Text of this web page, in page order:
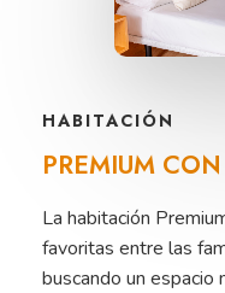
HABITACIÓN
PREMIUM CON
La habitación
favoritas entre las
buscando un espacio